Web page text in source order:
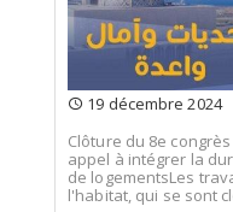
19 décembre 2024
Clôture du 8e
appel à intégrer la
de logementsLes
l'habitat, qui se sont